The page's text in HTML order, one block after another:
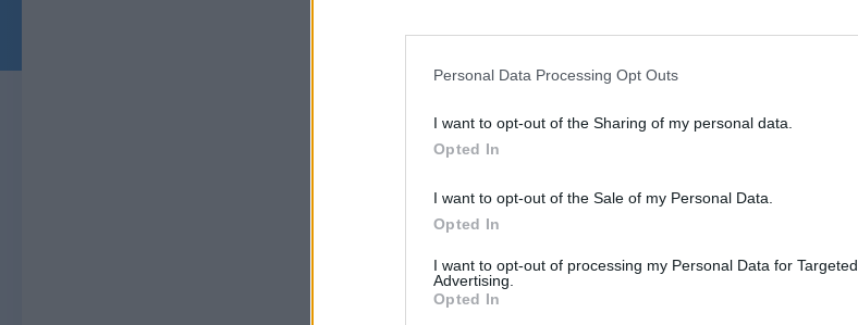
Personal Data Processing Opt Outs
I want to opt-out of the Sharing of my personal data.
Opted In
I want to opt-out of the Sale of my Personal Data.
Opted In
I want to opt-out of processing my Personal Data for Targeted
Advertising.
Opted In